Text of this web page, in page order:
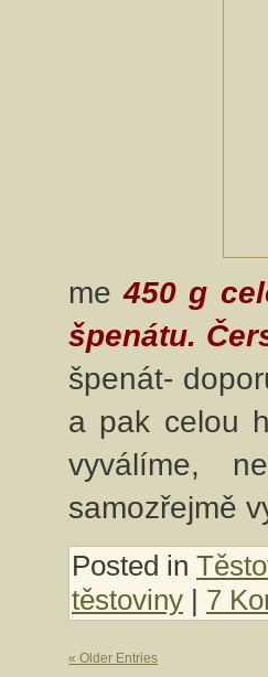
me450 g
špenátu.
špenát-
a pak celou
vyválíme,
samozřejmě
Posted in
těstoviny | 7
« Older Entries